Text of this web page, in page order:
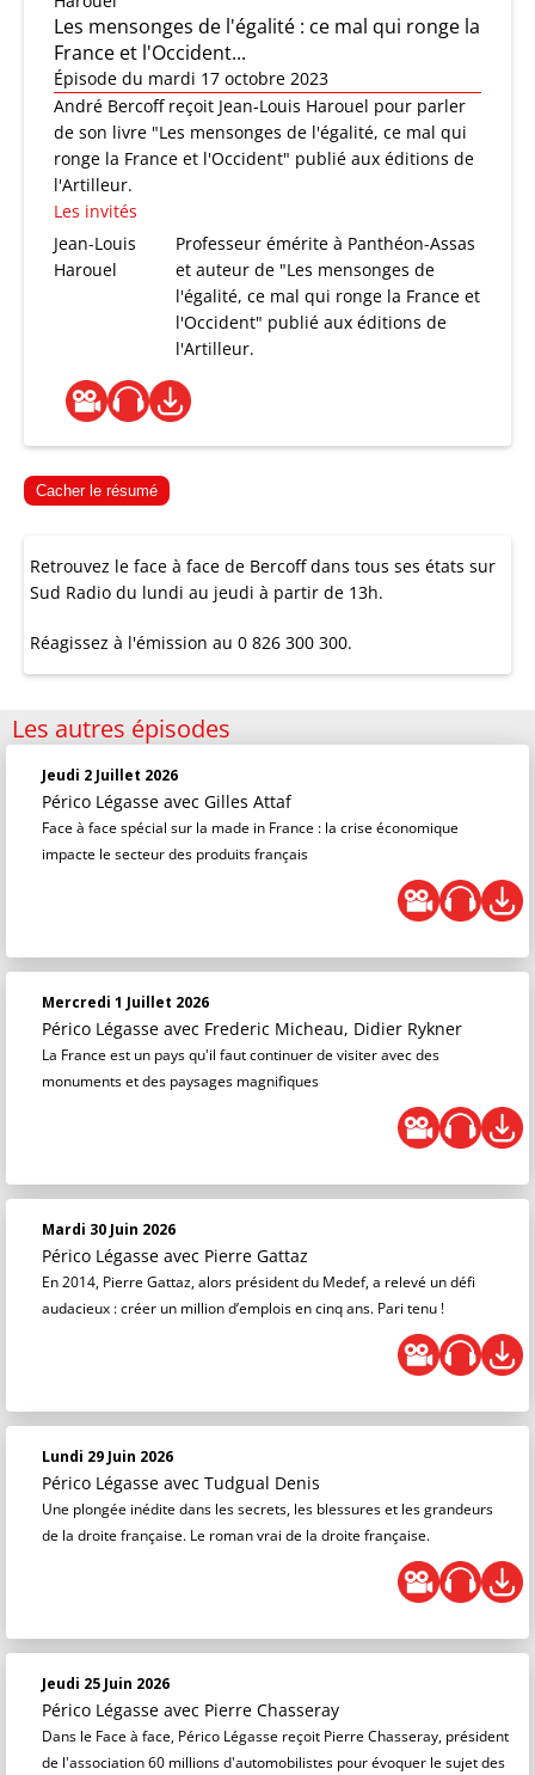
Les mensonges de l'égalité : ce mal qui ronge la
France et l'Occident...
Épisode du mardi 17 octobre 2023
André Bercoff reçoit Jean-Louis Harouel pour parler
de son livre "Les mensonges de l'égalité, ce mal qui
ronge la France et l'Occident" publié aux éditions de
l'Artilleur.
Les invités
Jean-Louis
Harouel
Professeur émérite à Panthéon-Assas
et auteur de "Les mensonges de
l'égalité, ce mal qui ronge la France et
l'Occident" publié aux éditions de
l'Artilleur.
Cacher le résumé
Retrouvez le face à face de Bercoff dans tous ses états sur
Sud Radio du lundi au jeudi à partir de 13h.
Réagissez à l'émission au 0 826 300 300.
Les autres épisodes
Jeudi 2 Juillet 2026
Périco Légasse avec Gilles Attaf
Face à face spécial sur la made in France : la crise économique
impacte le secteur des produits français
Mercredi 1 Juillet 2026
Périco Légasse avec Frederic Micheau, Didier Rykner
La France est un pays qu'il faut continuer de visiter avec des
monuments et des paysages magnifiques
Mardi 30 Juin 2026
Périco Légasse avec Pierre Gattaz
En 2014, Pierre Gattaz, alors président du Medef, a relevé un défi
audacieux : créer un million d’emplois en cinq ans. Pari tenu !
Lundi 29 Juin 2026
Périco Légasse avec Tudgual Denis
Une plongée inédite dans les secrets, les blessures et les grandeurs
de la droite française. Le roman vrai de la droite française.
Jeudi 25 Juin 2026
Périco Légasse avec Pierre Chasseray
Dans le Face à face, Périco Légasse reçoit Pierre Chasseray, président
de l'association 60 millions d'automobilistes pour évoquer le sujet des